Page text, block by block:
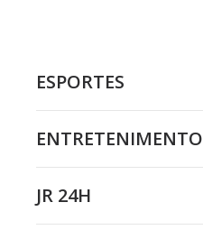
ESPORTES
ENTRETENIMENTO
JR 24H